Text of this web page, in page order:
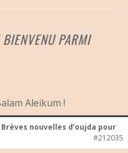
PARMI
Aleikum !
Brèves nouvelles d’oujda pour
#212035